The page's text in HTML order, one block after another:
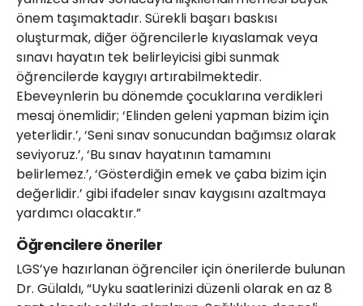
önem taşımaktadır. Sürekli başarı baskısı
oluşturmak, diğer öğrencilerle kıyaslamak veya
sınavı hayatın tek belirleyicisi gibi sunmak
öğrencilerde kaygıyı artırabilmektedir.
Ebeveynlerin bu dönemde çocuklarına verdikleri
mesaj önemlidir; ‘Elinden geleni yapman bizim için
yeterlidir.’, ‘Seni sınav sonucundan bağımsız olarak
seviyoruz.’, ‘Bu sınav hayatının tamamını
belirlemez.’, ‘Gösterdiğin emek ve çaba bizim için
değerlidir.’ gibi ifadeler sınav kaygısını azaltmaya
yardımcı olacaktır.”
Öğrencilere öneriler
LGS’ye hazırlanan öğrenciler için önerilerde bulunan
Dr. Gülaldı, “Uyku saatlerinizi düzenli olarak en az 8